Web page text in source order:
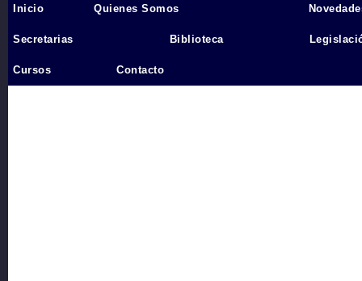
Inicio
Inicio Quienes Somos
Secretarias Biblioteca
Cursos Contacto